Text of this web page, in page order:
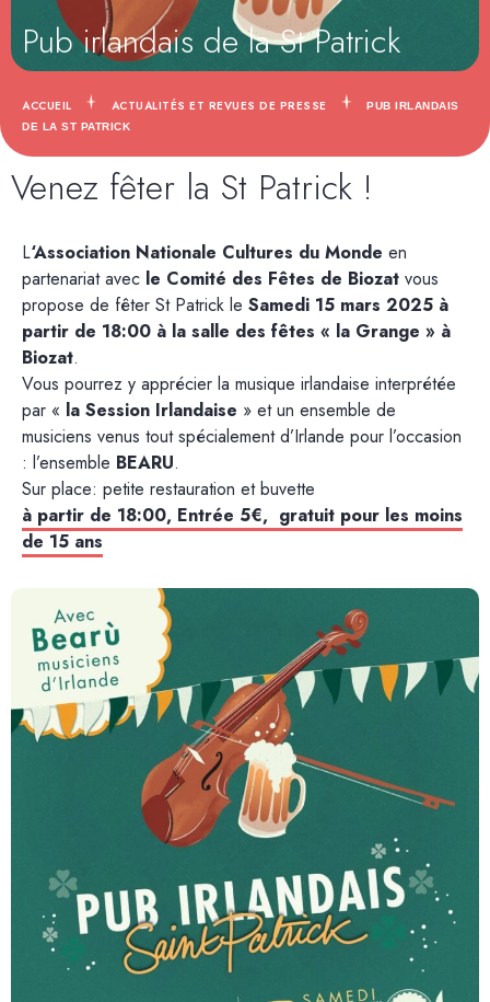
Pub irlandais de la St Patrick
ACCUEIL ACTUALITÉS ET REVUES DE PRESSE
PUB IRLANDAIS
DE LA ST PATRICK
Venez fêter la St Patrick !
L‘Association Nationale Cultures du Monde en
partenariat avec le Comité des Fêtes de Biozat vous
propose de fêter St Patrick le Samedi 15 mars 2025 à
partir de 18:00 à la salle des fêtes « la Grange » à
Biozat.
Vous pourrez y apprécier la musique irlandaise interprétée
par « la Session Irlandaise » et un ensemble de
musiciens venus tout spécialement d’Irlande pour l’occasion
: l’ensemble BEARU.
Sur place: petite restauration et buvette
à partir de 18:00, Entrée 5€, gratuit pour les moins
de 15 ans